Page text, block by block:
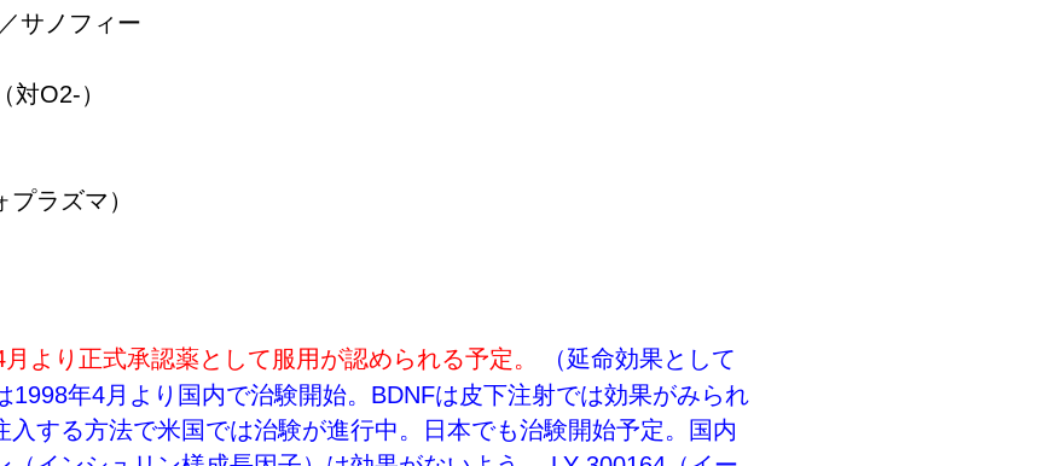
サノフィー
対O2-）
ラズマ）
より正式承認薬として服用が認められる予定。
（延命効果として
1998年4月より国内で治験開始。BDNFは皮下注射では効果がみられ
入する方法で米国では治験が進行中。日本でも治験開始予定。国内